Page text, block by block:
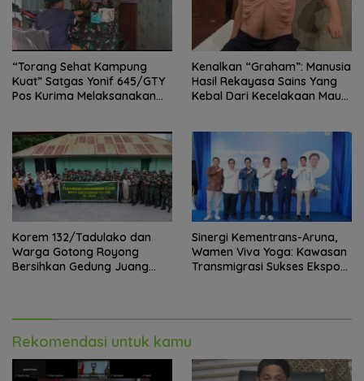
“Torang Sehat Kampung
Kuat” Satgas Yonif 645/GTY
Pos Kurima Melaksanakan
Kenalkan “Graham”: Manusia
Hasil Rekayasa Sains Yang
Kebal Dari Kecelakaan Maut
Korem 132/Tadulako dan
Warga Gotong Royong
Bersihkan Gedung Juang
Sinergi Kementrans-Aruna,
Wamen Viva Yoga: Kawasan
Transmigrasi Sukses Ekspor
Rekomendasi untuk kamu